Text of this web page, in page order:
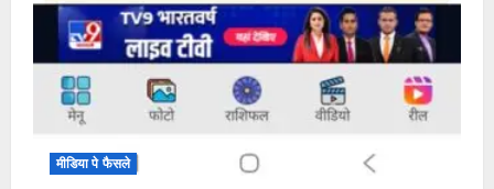
मीडिया पे फैसले